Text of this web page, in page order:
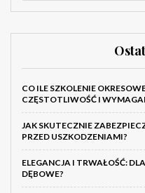
CO ILE SZKOLENIE
CZĘSTOTLIWOŚĆ I
JAK SKUTECZNIE
PRZED USZKODZENIAMI?
ELEGANCJA I TRWAŁOŚĆ:
DĘBOWE?